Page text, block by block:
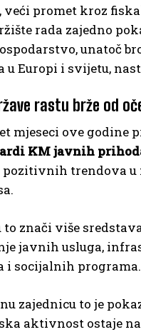
veći promet kroz
rada zajedno
unatoč
u Europi i svijetu,
rastu brže od
mjeseci ove godine
KM javnih
trendova u
to znači više
javnih usluga,
i socijalnih programa.
zajednicu to je
aktivnost ostaje